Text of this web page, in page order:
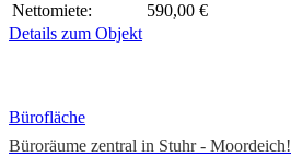
Nettomiete:
590,00 €
Details zum Objekt
Bürofläche
Büroräume zentral in Stuhr - Moordeich!